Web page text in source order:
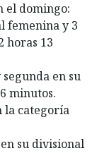
el domingo:
femenina y 3
horas 13
en su
minutos.
la categoría
su divisional